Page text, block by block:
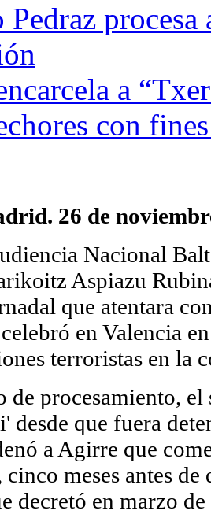
Pedraz
a
con
26 de
Nacional
Aspiazu
que atentara
en Valencia
terroristas en la
de procesamiento,
desde que fuera
a Agirre que
cinco meses antes
decretó en marzo